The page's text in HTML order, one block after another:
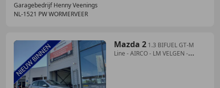
Garagebedrijf Henny Veenings
NL-1521 PW WORMERVEER
Mazda 2 1.3 BIFUEL GT-M
Line - AIRCO - LM VELGEN -